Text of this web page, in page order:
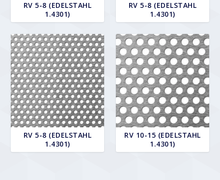
RV 5-8 (EDELSTAHL
1.4301)
RV 5-8 (EDELSTAHL
1.4301)
RV 5-8 (EDELSTAHL
1.4301)
RV 10-15 (EDELSTAHL
1.4301)